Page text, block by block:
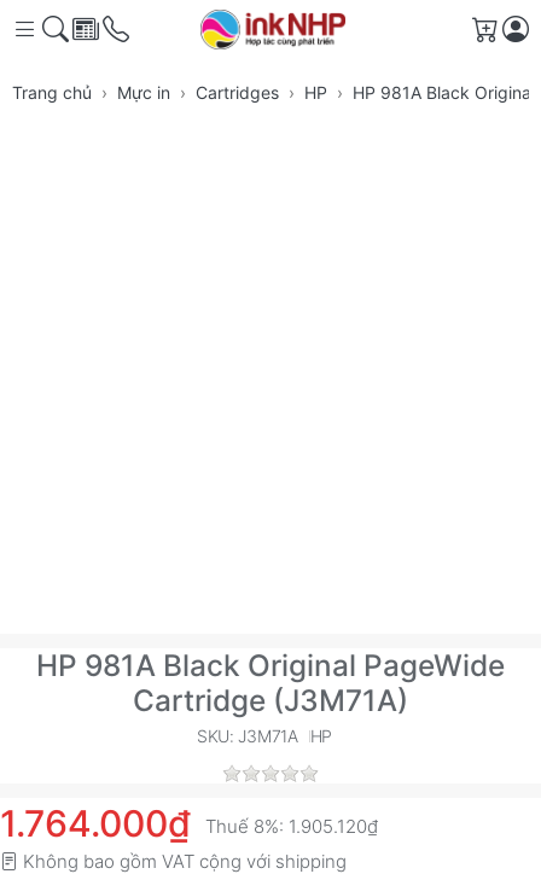
Giỏ
Trang chủ Mực in Cartridges HP HP 981A Black
HP 981A Black Original PageWide
Cartridge (J3M71A)
SKU: J3M71A HP
1.764.000₫ Thuế 8%: 1.905.120₫
Không bao gồm VAT cộng với shipping